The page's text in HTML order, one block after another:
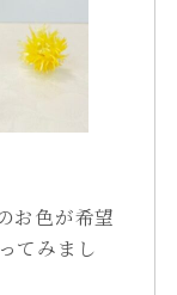
お色が希望
てみまし